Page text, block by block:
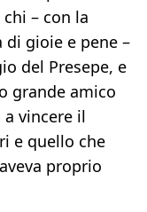
– con la
gioie e pene –
del Presepe, e
grande amico
vincere il
e quello che
proprio